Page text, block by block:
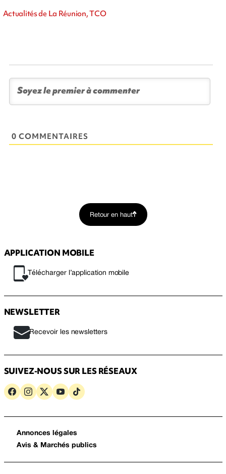
Actualités de La Réunion, TCO
0 COMMENTAIRES
Retour en haut
APPLICATION MOBILE
Télécharger l’application mobile
NEWSLETTER
Recevoir les newsletters
SUIVEZ-NOUS SUR LES RÉSEAUX
Annonces légales
Avis & Marchés publics